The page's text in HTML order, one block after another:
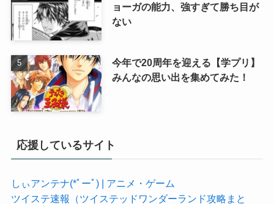
ョーガの能力、強すぎて勝ち目が
ない
今年で20周年を迎える【学プリ】
みんなの思い出を集めてみた！
応援しているサイト
しぃアンテナ(*ﾟーﾟ) | アニメ・ゲーム
ツイステ速報（ツイステッドワンダーランド攻略まと